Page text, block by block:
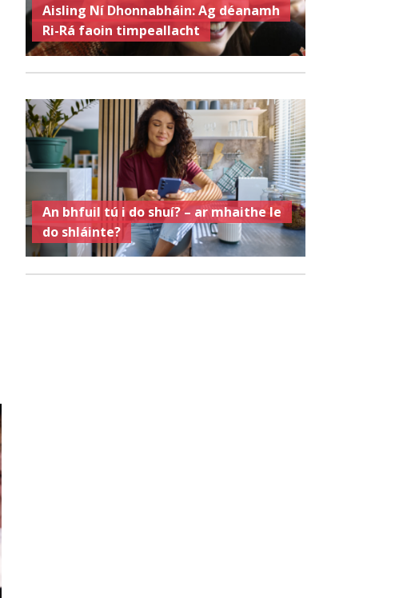
Aisling Ní Dhonnabháin: Ag déanamh
Ri-Rá faoin timpeallacht
An bhfuil tú i do shuí? – ar mhaithe le
do shláinte?